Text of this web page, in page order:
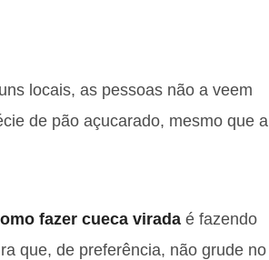
locais, as pessoas não a veem
de pão açucarado, mesmo que a
fazer cueca virada é fazendo
que, de preferência, não grude no